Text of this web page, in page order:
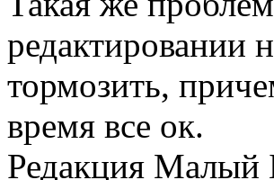
редактировании
тормозить,
время все ок.
Редакция Малый